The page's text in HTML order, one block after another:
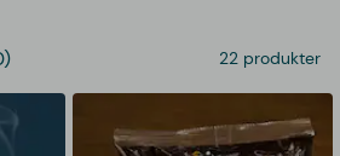
22 produkter